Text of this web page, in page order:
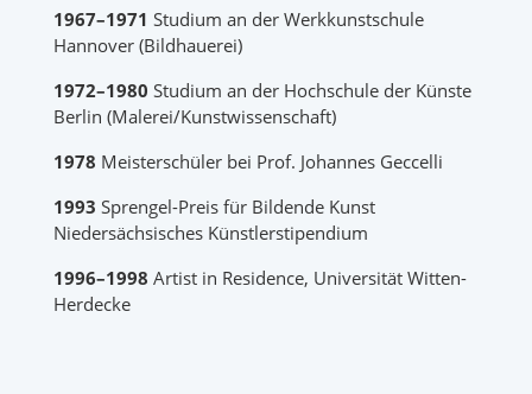
1967–1971 Studium an der Werkkunstschule
Hannover (Bildhauerei)
1972–1980 Studium an der Hochschule der Künste
Berlin (Malerei/Kunstwissenschaft)
1978 Meisterschüler bei Prof. Johannes Geccelli
1993 Sprengel-Preis für Bildende Kunst
Niedersächsisches Künstlerstipendium
1996–1998 Artist in Residence, Universität Witten-
Herdecke